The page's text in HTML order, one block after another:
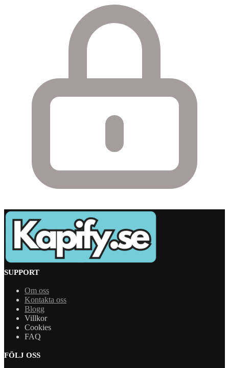
SUPPORT
Om oss
Kontakta oss
Blogg
Villkor
Cookies
FAQ
FÖLJ OSS